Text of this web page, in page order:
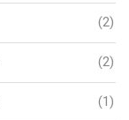
(2)
(2)
(1)